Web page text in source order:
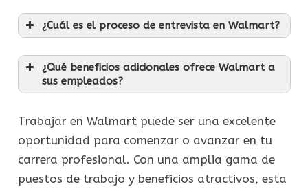
¿Cuál es el proceso de entrevista en Walmart?
¿Qué beneficios adicionales ofrece Walmart a
sus empleados?
Trabajar en Walmart puede ser una excelente
oportunidad para comenzar o avanzar en tu
carrera profesional. Con una amplia gama de
puestos de trabajo y beneficios atractivos, esta